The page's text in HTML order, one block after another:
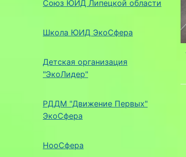
Союз ЮИД Липецкой области
Школа ЮИД ЭкоСфера
Детская организация
"ЭкоЛидер"
РДДМ "Движение Первых"
ЭкоСфера
НооСфера